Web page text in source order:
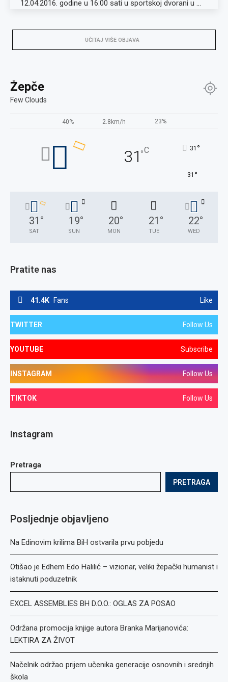
12.04.2016. godine u 16:00 sati u sportskoj dvorani u …
UČITAJ VIŠE OBJAVA
Žepče
Few Clouds
40% 2.8km/h 23%
31°C 31 °
31 °
31 °
SAT
19°
SUN
20°
MON
21 °
TUE
22°
WED
Pratite nas
41.4K Fans Like
TWITTER Follow Us
YOUTUBE Subscribe
INSTAGRAM Follow Us
TIKTOK Follow Us
Instagram
Pretraga
PRETRAGA
Posljednje objavljeno
Na Edinovim krilima BiH ostvarila prvu pobjedu
Otišao je Edhem Edo Halilić – vizionar, veliki žepački humanist i
istaknuti poduzetnik
EXCEL ASSEMBLIES BH D.O.O.: OGLAS ZA POSAO
Održana promocija knjige autora Branka Marijanovića:
LEKTIRA ZA ŽIVOT
Načelnik održao prijem učenika generacije osnovnih i srednjih
škola